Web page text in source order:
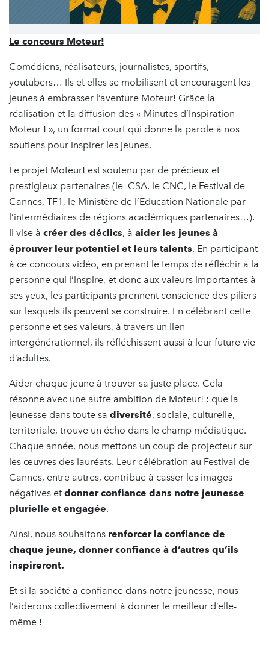
Le concours Moteur!
Comédiens, réalisateurs, journalistes, sportifs,
youtubers… Ils et elles se mobilisent et encouragent les
jeunes à embrasser l’aventure Moteur! Grâce la
réalisation et la diffusion des « Minutes d’Inspiration
Moteur ! », un format court qui donne la parole à nos
soutiens pour inspirer les jeunes.
Le projet Moteur! est soutenu par de précieux et
prestigieux partenaires (le CSA, le CNC, le Festival de
Cannes, TF1, le Ministère de l’Education Nationale par
l’intermédiaires de régions académiques partenaires…).
Il vise à créer des déclics, à aider les jeunes à
éprouver leur potentiel et leurs talents. En participant
à ce concours vidéo, en prenant le temps de réfléchir à la
personne qui l’inspire, et donc aux valeurs importantes à
ses yeux, les participants prennent conscience des piliers
sur lesquels ils peuvent se construire. En célébrant cette
personne et ses valeurs, à travers un lien
intergénérationnel, ils réfléchissent aussi à leur future vie
d’adultes.
Aider chaque jeune à trouver sa juste place. Cela
résonne avec une autre ambition de Moteur! : que la
jeunesse dans toute sa diversité, sociale, culturelle,
territoriale, trouve un écho dans le champ médiatique.
Chaque année, nous mettons un coup de projecteur sur
les œuvres des lauréats. Leur célébration au Festival de
Cannes, entre autres, contribue à casser les images
négatives et donner confiance dans notre jeunesse
plurielle et engagée.
Ainsi, nous souhaitons renforcer la confiance de
chaque jeune, donner confiance à d’autres qu’ils
inspireront.
Et si la société a confiance dans notre jeunesse, nous
l’aiderons collectivement à donner le meilleur d’elle-
même !